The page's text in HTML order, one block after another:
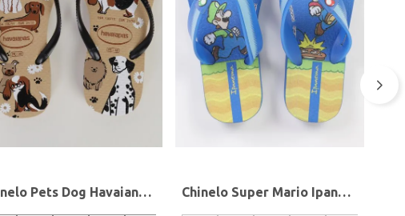
Chinelo Pets Dog Havaianas Juvenil Para Menino- MARROM/PRETO Chinelo Super Mario Ipanema Infantil Para Menino- AZUL/AMARELO